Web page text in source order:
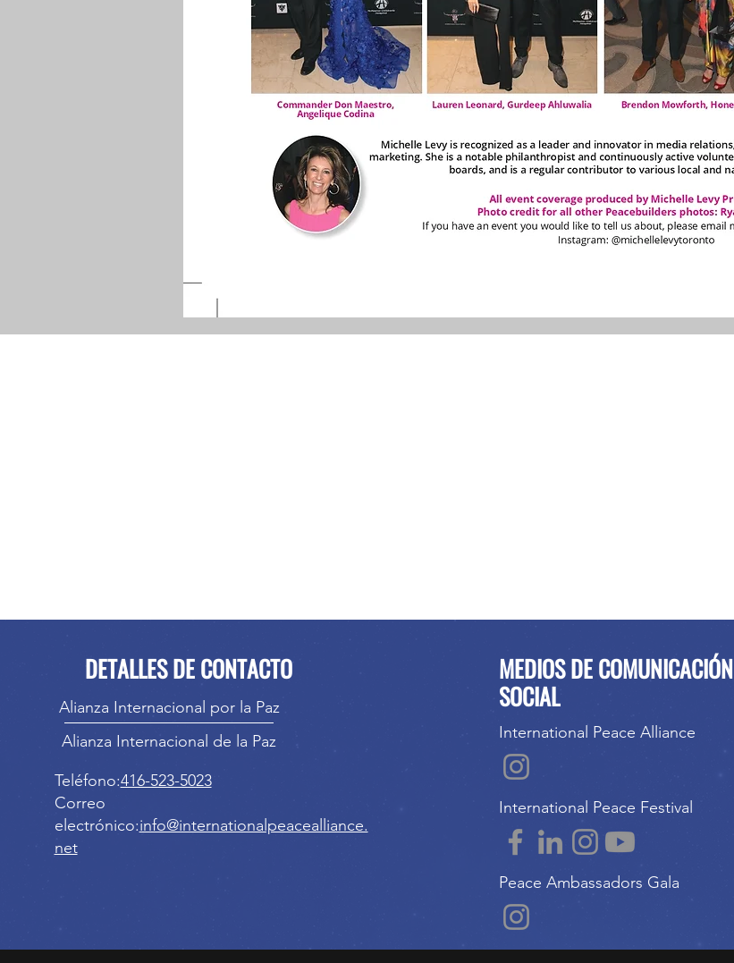
DETALLES DE CONTACTO
Alianza Internacional por la Paz
Alianza Internacional de la Paz
Teléfono:416-523-5023
Correo
electrónico:info@internationalpeacealliance.
net
MEDIOS DE COMUNICACIÓN
SOCIAL
International Peace Alliance
International Peace Festival
Peace Ambassadors Gala